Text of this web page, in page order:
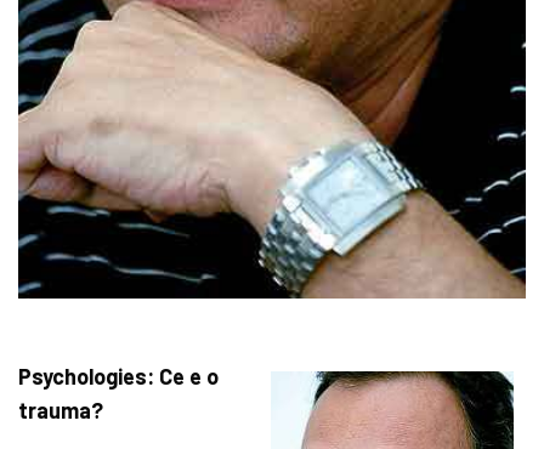
Psychologies: Ce e o
trauma?